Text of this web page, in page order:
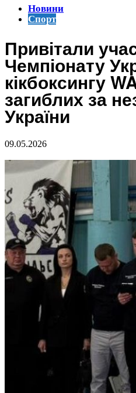
Новини
Спорт
Привітали
Чемпіонату
кікбоксингу
загиблих за
України
09.05.2026